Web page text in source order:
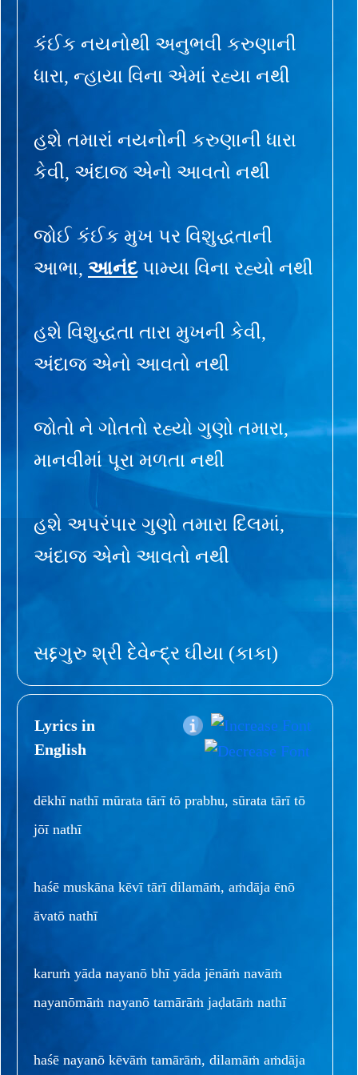
કંઈક નયનોથી અનુભવી કરુણાની
ધારા, ન્હાયા વિના એમાં રહ્યા નથી
હશે તમારાં નયનોની કરુણાની ધારા
કેવી, અંદાજ એનો આવતો નથી
જોઈ કંઈક મુખ પર વિશુદ્ધતાની
આભા, આનંદપામ્યા વિના રહ્યો નથી
હશે વિશુદ્ધતા તારા મુખની કેવી,
અંદાજ એનો આવતો નથી
જોતો ને ગોતતો રહ્યો ગુણો તમારા,
માનવીમાં પૂરા મળતા નથી
હશે અપરંપાર ગુણો તમારા દિલમાં,
અંદાજ એનો આવતો નથી
સદ્દગુરુ શ્રી દેવેન્દ્ર ઘીયા (કાકા)
Lyrics in
English
dēkhī nathī mūrata tārī tō prabhu, sūrata tārī tō
jōī nathī
haśē muskāna kēvī tārī dilamāṁ, aṁdāja ēnō
āvatō nathī
karuṁ yāda nayanō bhī yāda jēnāṁ navāṁ
nayanōmāṁ nayanō tamārāṁ jaḍatāṁ nathī
haśē nayanō kēvāṁ tamārāṁ, dilamāṁ aṁdāja